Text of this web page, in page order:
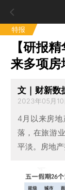
特报
【研报
来多项
文｜财新数
2023年05月
4月以来房
落，在旅游
平淡。房地